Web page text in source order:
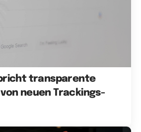
transparente
neuen Trackings-